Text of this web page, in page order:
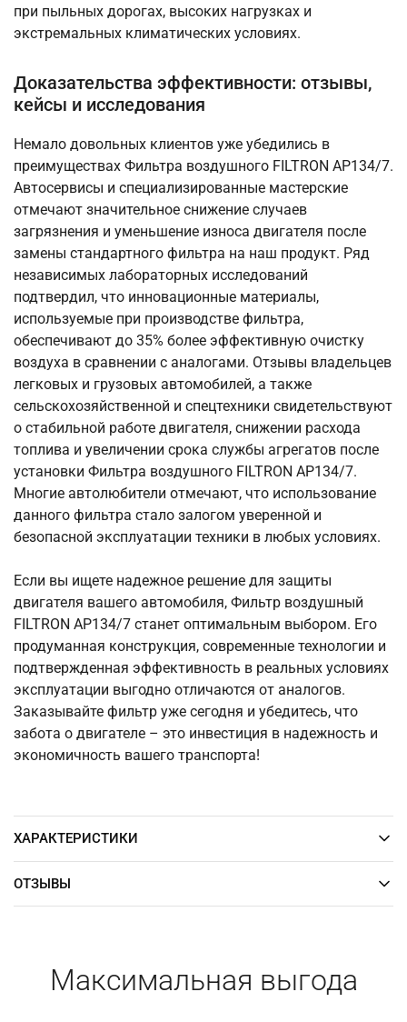
при пыльных дорогах, высоких нагрузках и
экстремальных климатических условиях.
Доказательства эффективности: отзывы,
кейсы и исследования
Немало довольных клиентов уже убедились в
преимуществах Фильтра воздушного FILTRON AP134/7.
Автосервисы и специализированные мастерские
отмечают значительное снижение случаев
загрязнения и уменьшение износа двигателя после
замены стандартного фильтра на наш продукт. Ряд
независимых лабораторных исследований
подтвердил, что инновационные материалы,
используемые при производстве фильтра,
обеспечивают до 35% более эффективную очистку
воздуха в сравнении с аналогами. Отзывы владельцев
легковых и грузовых автомобилей, а также
сельскохозяйственной и спецтехники свидетельствуют
о стабильной работе двигателя, снижении расхода
топлива и увеличении срока службы агрегатов после
установки Фильтра воздушного FILTRON AP134/7.
Многие автолюбители отмечают, что использование
данного фильтра стало залогом уверенной и
безопасной эксплуатации техники в любых условиях.
Если вы ищете надежное решение для защиты
двигателя вашего автомобиля, Фильтр воздушный
FILTRON AP134/7 станет оптимальным выбором. Его
продуманная конструкция, современные технологии и
подтвержденная эффективность в реальных условиях
эксплуатации выгодно отличаются от аналогов.
Заказывайте фильтр уже сегодня и убедитесь, что
забота о двигателе – это инвестиция в надежность и
экономичность вашего транспорта!
ХАРАКТЕРИСТИКИ
ОТЗЫВЫ
Максимальная выгода